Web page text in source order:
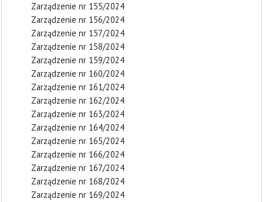
Zarządzenie nr 155/2024
Zarządzenie nr 156/2024
Zarządzenie nr 157/2024
Zarządzenie nr 158/2024
Zarządzenie nr 159/2024
Zarządzenie nr 160/2024
Zarządzenie nr 161/2024
Zarządzenie nr 162/2024
Zarządzenie nr 163/2024
Zarządzenie nr 164/2024
Zarządzenie nr 165/2024
Zarządzenie nr 166/2024
Zarządzenie nr 167/2024
Zarządzenie nr 168/2024
Zarządzenie nr 169/2024